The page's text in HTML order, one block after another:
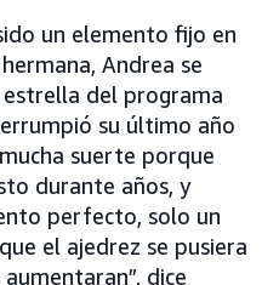
un elemento fijo en
Andrea se
del programa
su último año
suerte porque
durante años, y
perfecto, solo un
el ajedrez se pusiera
dice